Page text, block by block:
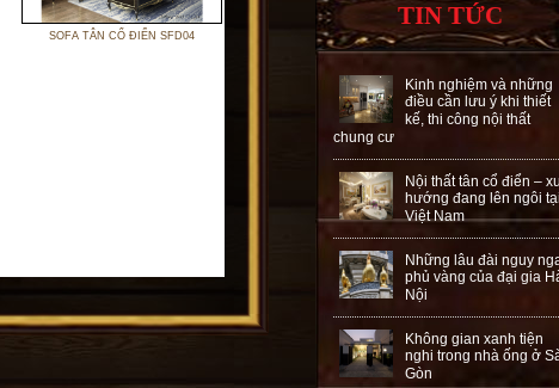
SOFA TÂN CỔ ĐIỂN SFD04
TIN TỨC
Kinh nghiệm và những
điều cần lưu ý khi thiết
kế, thi công nội thất
chung cư
Nội thất tân cổ điển –
hướng đang lên ngôi
Việt Nam
Những lâu đài nguy
phủ vàng của đại gia
Nội
Không gian xanh tiện
nghi trong nhà ống ở
Gòn